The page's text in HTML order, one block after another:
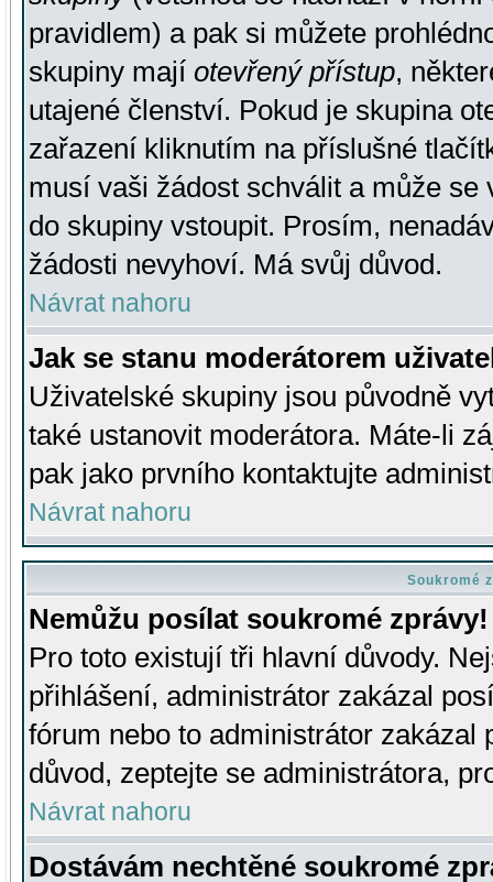
pravidlem) a pak si můžete
skupiny mají otevřený přístup,
utajené členství. Pokud je skupina
zařazení kliknutím na příslušné
musí vaši žádost schválit a může se
do skupiny vstoupit. Prosím,
žádosti nevyhoví. Má svůj důvod.
Návrat nahoru
Jak se stanu moderátorem
Uživatelské skupiny jsou původně
také ustanovit moderátora. Máte-li
pak jako prvního kontaktujte
Návrat nahoru
Soukromé
Nemůžu posílat soukromé zprávy!
Pro toto existují tři hlavní důvody.
přihlášení, administrátor zakázal
fórum nebo to administrátor zakázal
důvod, zeptejte se administrátora,
Návrat nahoru
Dostávám nechtěné soukromé